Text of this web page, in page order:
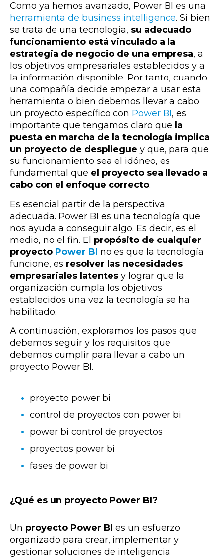
Como ya hemos avanzado, Power BI es una
herramienta de business intelligence. Si bien
se trata de una tecnología, su adecuado
funcionamiento está vinculado a la
estrategia de negocio de una empresa, a
los objetivos empresariales establecidos y a
la información disponible. Por tanto, cuando
una compañía decide empezar a usar esta
herramienta o bien debemos llevar a cabo
un proyecto específico con Power BI, es
importante que tengamos claro que la
puesta en marcha de la tecnología implica
un proyecto de despliegue y que, para que
su funcionamiento sea el idóneo, es
fundamental que el proyecto sea llevado a
cabo con el enfoque correcto.
Es esencial partir de la perspectiva
adecuada. Power BI es una tecnología que
nos ayuda a conseguir algo. Es decir, es el
medio, no el fin. El propósito de cualquier
proyecto Power BI no es que la tecnología
funcione, es resolver las necesidades
empresariales latentes y lograr que la
organización cumpla los objetivos
establecidos una vez la tecnología se ha
habilitado.
A continuación, exploramos los pasos que
debemos seguir y los requisitos que
debemos cumplir para llevar a cabo un
proyecto Power BI.
proyecto power bi
control de proyectos con power bi
power bi control de proyectos
proyectos power bi
fases de power bi
¿Qué es un proyecto Power BI?
Un proyecto Power BI es un esfuerzo
organizado para crear, implementar y
gestionar soluciones de inteligencia